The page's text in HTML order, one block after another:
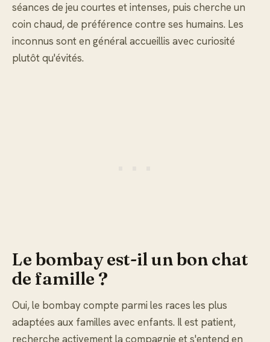
séances de jeu courtes et intenses, puis cherche un
coin chaud, de préférence contre ses humains. Les
inconnus sont en général accueillis avec curiosité
plutôt qu'évités.
Le bombay est-il un bon chat
de famille ?
Oui, le bombay compte parmi les races les plus
adaptées aux familles avec enfants. Il est patient,
recherche activement la compagnie et s'entend en